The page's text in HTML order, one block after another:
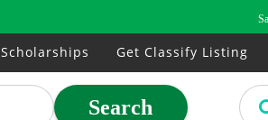
Scholarships Get Classify Listing
Search